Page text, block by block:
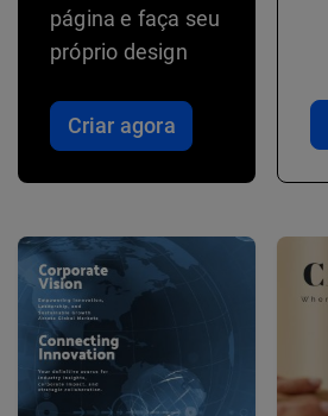
página e faça seu
próprio design
Criar agora